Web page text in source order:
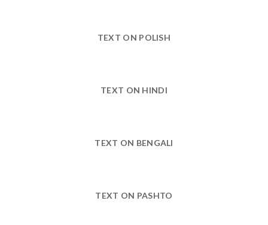
TEXT ON POLISH
TEXT ON HINDI
TEXT ON BENGALI
TEXT ON PASHTO